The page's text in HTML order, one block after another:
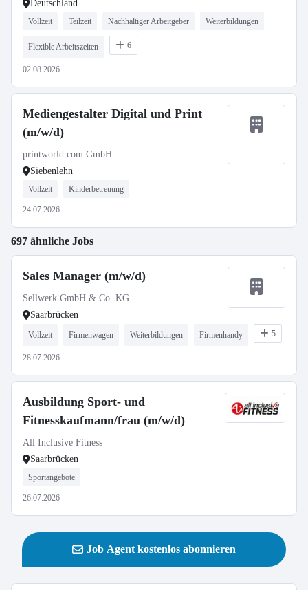
Deutschland
Vollzeit Teilzeit Nachhaltiger Arbeitgeber Weiterbildungen
Flexible Arbeitszeiten 6
02.08.2026
Mediengestalter Digital und Print
(m/w/d)
printworld.com GmbH
Siebenlehn
Vollzeit Kinderbetreuung
24.07.2026
697 ähnliche Jobs
Sales Manager (m/w/d)
Sellwerk GmbH & Co. KG
Saarbrücken
Vollzeit Firmenwagen Weiterbildungen Firmenhandy 5
28.07.2026
Ausbildung Sport- und
Fitnesskaufmann/frau (m/w/d)
All Inclusive Fitness
Saarbrücken
Sportangebote
26.07.2026
Job Agent kostenlos abonnieren